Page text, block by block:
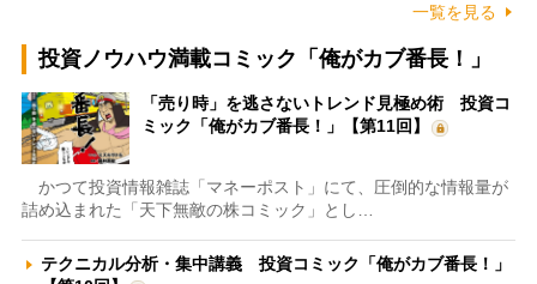
一覧を見る
投資ノウハウ満載コミック「俺がカブ番長！」
「売り時」を逃さないトレンド見極め術 投資コ
ミック「俺がカブ番長！」【第11回】
かつて投資情報雑誌「マネーポスト」にて、圧倒的な情報量が
詰め込まれた「天下無敵の株コミック」とし…
テクニカル分析・集中講義 投資コミック「俺がカブ番長！」